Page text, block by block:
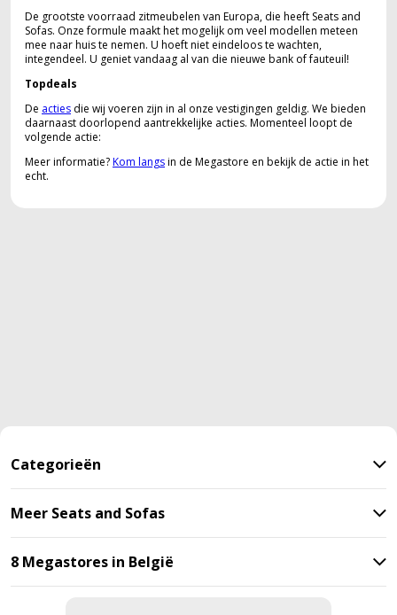
De grootste voorraad zitmeubelen van Europa, die heeft Seats and
Sofas. Onze formule maakt het mogelijk om veel modellen meteen
mee naar huis te nemen. U hoeft niet eindeloos te wachten,
integendeel. U geniet vandaag al van die nieuwe bank of fauteuil!
Topdeals
De acties die wij voeren zijn in al onze vestigingen geldig. We bieden
daarnaast doorlopend aantrekkelijke acties. Momenteel loopt de
volgende actie:
Meer informatie?Kom langsin de Megastore en bekijk de actie in het
echt.
Categorieën
Meer Seats and Sofas
8 Megastores in België